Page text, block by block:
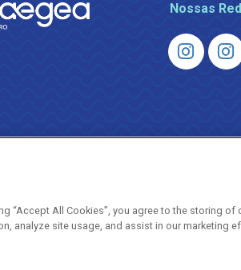
Nossas
“Accept All Cookies”, you agree to the storing
analyze site usage, and assist in our marketing